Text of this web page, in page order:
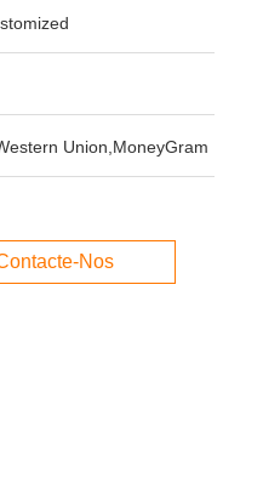
Union,MoneyGram
Nos